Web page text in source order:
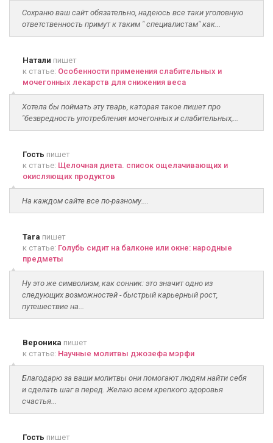
Сохраню ваш сайт обязательно, надеюсь все таки уголовную
ответственность примут к таким " специалистам" как...
Натали пишет
к статье: Особенности применения слабительных и
мочегонных лекарств для снижения веса
Хотела бы поймать эту тварь, каторая такое пишет про
"безвредность употребления мочегонных и слабительных,...
Гость пишет
к статье: Щелочная диета. список ощелачивающих и
окисляющих продуктов
На каждом сайте все по-разному....
Tara пишет
к статье: Голубь сидит на балконе или окне: народные
предметы
Ну это же символизм, как сонник: это значит одно из
следующих возможностей - быстрый карьерный рост,
путешествие на...
Вероника пишет
к статье: Научные молитвы джозефа мэрфи
Благодарю за ваши молитвы они помогают людям найти себя
и сделать шаг в перед. Желаю всем крепкого здоровья
счастья...
Гость пишет